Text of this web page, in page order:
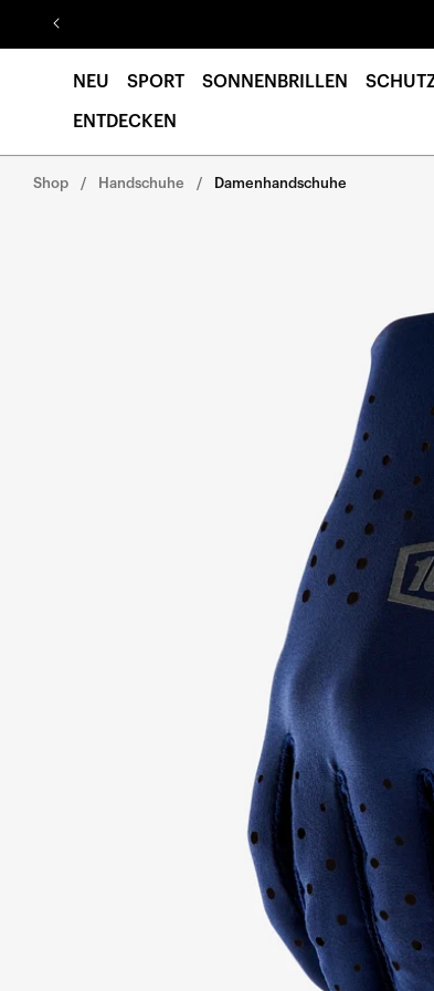
zum
NEU SPORT SONNENBRILLEN
ENTDECKEN
Shop Handschuhe Damenhandschuhe